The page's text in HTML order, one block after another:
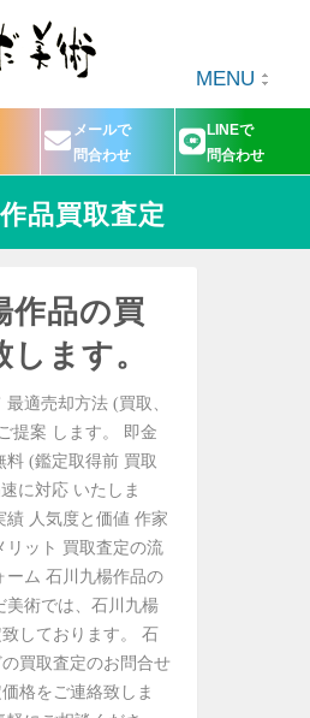
MENU
メールで
問合わせ
LINEで
問合わせ
品買取査定
作品の買
ます。
適売却方法 (買取、
提案 します。 即金
料 (鑑定取得前 買取
に対応 いたしま
績 人気度と価値 作家
リット 買取査定の流
ーム 石川九楊作品の
美術では、石川九楊
しております。 石
買取査定のお問合せ
格をご連絡致しま